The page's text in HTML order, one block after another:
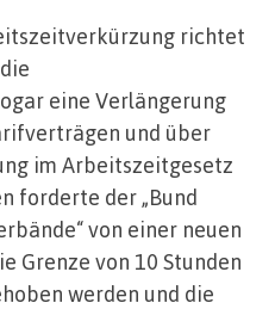
richtet
eine Verlängerung
und über
im Arbeitszeitgesetz
forderte der „Bund
von einer neuen
Grenze von 10 Stunden
werden und die